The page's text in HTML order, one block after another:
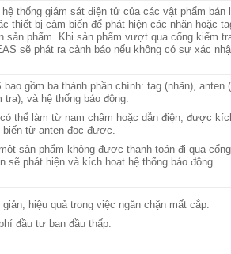
hệ thống giám sát điện tử của các vật phẩm bán
thiết bị cảm biến để phát hiện các nhãn hoặc
sản phẩm. Khi sản phẩm vượt qua cổng kiểm
sẽ phát ra cảnh báo nếu không có sự xác
bao gồm ba thành phần chính: tag (nhãn), anten
tra), và hệ thống báo động.
thể làm từ nam châm hoặc dẫn điện, được
biến từ anten đọc được.
sản phẩm không được thanh toán đi qua
sẽ phát hiện và kích hoạt hệ thống báo động.
hiệu quả trong việc ngăn chặn mất cắp.
đầu tư ban đầu thấp.